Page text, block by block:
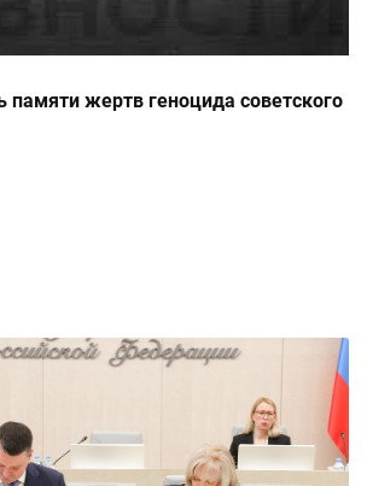
памяти жертв геноцида советского